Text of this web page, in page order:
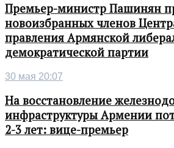
Премьер-министр Пашинян
новоизбранных членов
правления Армянской
демократической партии
30 мая 20:07
На восстановление
инфраструктуры Армении
2-3 лет: вице-премьер